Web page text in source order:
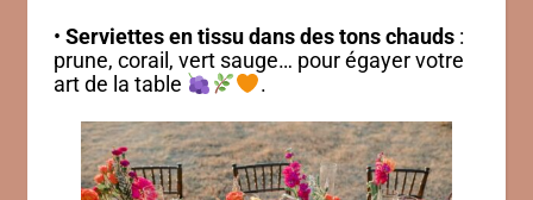
• Serviettes en tissu dans des tons chauds :
prune, corail, vert sauge… pour égayer votre
art de la table
.